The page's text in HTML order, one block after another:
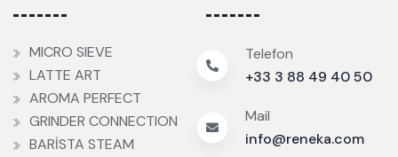
MICRO SIEVE
LATTE ART
AROMA PERFECT
GRINDER CONNECTION
BARİSTA STEAM
Telefon
+33 3 88 49 40 50
Mail
info@reneka.com